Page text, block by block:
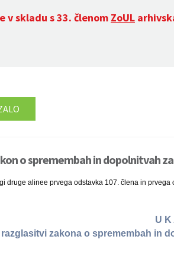
v skladu s 33. členom ZoUL
o spremembah in dopolnitvah
druge alinee prvega odstavka 107. člena in
U K
zakona o spremembah in